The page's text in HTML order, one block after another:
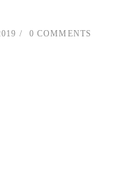
0 COMMENTS